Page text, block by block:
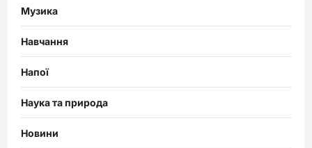
Музика
Навчання
Напої
Наука та природа
Новини